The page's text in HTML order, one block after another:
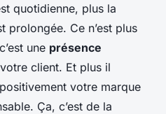
quotidienne, plus la
Ce n’est plus
une présence
client. Et plus il
votre marque
Ça, c’est de la